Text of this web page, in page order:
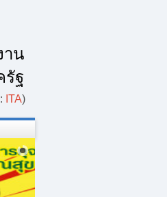
าน
ฐ
ITA)